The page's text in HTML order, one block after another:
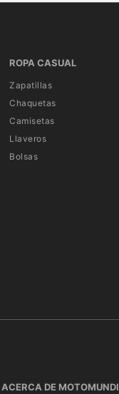
ROPA CASUAL
Zapatillas
Chaquetas
Camisetas
Llaveros
Bolsas
ACERCA DE MOTOMUNDI